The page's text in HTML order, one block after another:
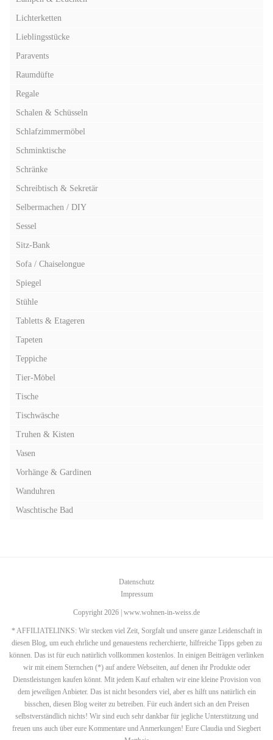
Lichterketten
Lieblingsstücke
Paravents
Raumdüfte
Regale
Schalen & Schüsseln
Schlafzimmermöbel
Schminktische
Schränke
Schreibtisch & Sekretär
Selbermachen / DIY
Sessel
Sitz-Bank
Sofa / Chaiselongue
Spiegel
Stühle
Tabletts & Etageren
Tapeten
Teppiche
Tier-Möbel
Tische
Tischwäsche
Truhen & Kisten
Vasen
Vorhänge & Gardinen
Wanduhren
Waschtische Bad
Datenschutz
Impressum
Copyright 2026 | www.wohnen-in-weiss.de
* AFFILIATELINKS: Wir stecken viel Zeit, Sorgfalt und unsere ganze Leidenschaft in
diesen Blog, um euch ehrliche und genauestens recherchierte, hilfreiche Tipps geben zu
können. Das ist für euch natürlich vollkommen kostenlos. In einigen Beiträgen verlinken
wir mit einem Sternchen (*) auf andere Webseiten, auf denen ihr Produkte oder
Dienstleistungen kaufen könnt. Mit jedem Kauf erhalten wir eine kleine Provision von
dem jeweiligen Anbieter. Das ist nicht besonders viel, aber es hilft uns natürlich ein
bisschen, diesen Blog weiter zu betreiben. Für euch ändert sich an den Preisen
selbstverständlich nichts! Wir sind euch sehr dankbar für jegliche Unterstützung und
freuen uns auch über eure Kommentare und Anmerkungen! Eure Claudia und Siegbert